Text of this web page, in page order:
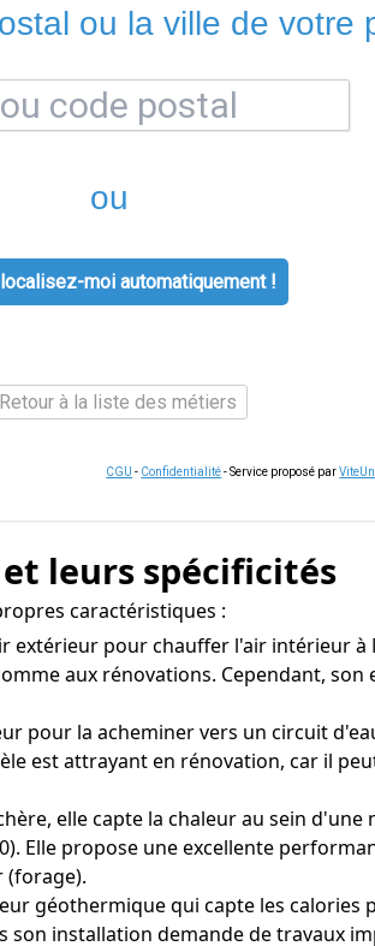
ou la ville de votre
ou
moi automatiquement !
Retour à la liste des métiers
CGU - Confidentialité- Service proposé par
leurs spécificités
caractéristiques :
extérieur pour chauffer l'air intérieur à
aux rénovations. Cependant,
pour la acheminer vers un circuit
est attrayant en rénovation, car il
elle capte la chaleur au sein
Elle propose une excellente
(forage).
géothermique qui capte les calories
installation demande de travaux